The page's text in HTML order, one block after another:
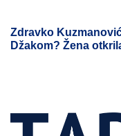
Zdravko
Džakom? Žena